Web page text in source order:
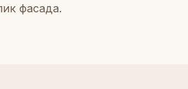
фасада.